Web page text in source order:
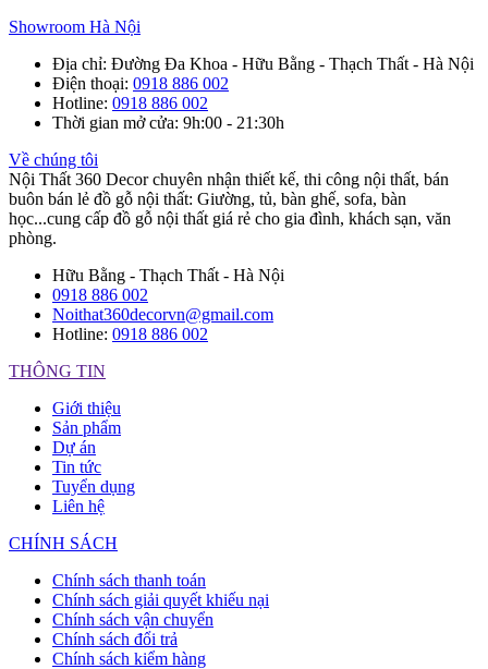
Showroom Hà Nội
Địa chỉ: Đường Đa Khoa - Hữu Bằng - Thạch Thất - Hà Nội
Điện thoại: 0918 886 002
Hotline: 0918 886 002
Thời gian mở cửa: 9h:00 - 21:30h
Về chúng tôi
Nội Thất 360 Decor chuyên nhận thiết kế, thi công nội thất, bán
buôn bán lẻ đồ gỗ nội thất: Giường, tủ, bàn ghế, sofa, bàn
học...cung cấp đồ gỗ nội thất giá rẻ cho gia đình, khách sạn, văn
phòng.
Hữu Bằng - Thạch Thất - Hà Nội
0918 886 002
Noithat360decorvn@gmail.com
Hotline: 0918 886 002
THÔNG TIN
Giới thiệu
Sản phẩm
Dự án
Tin tức
Tuyển dụng
Liên hệ
CHÍNH SÁCH
Chính sách thanh toán
Chính sách giải quyết khiếu nại
Chính sách vận chuyển
Chính sách đổi trả
Chính sách kiểm hàng